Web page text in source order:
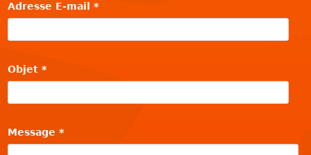
Adresse E-mail *
Objet *
Message *